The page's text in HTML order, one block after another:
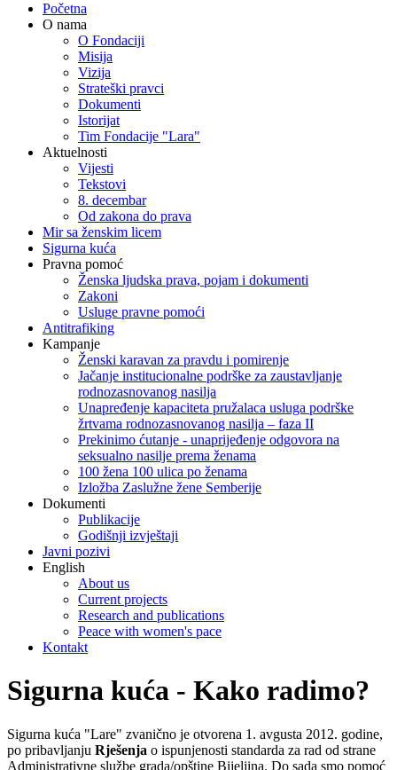
Početna
O nama
O Fondaciji
Misija
Vizija
Strateški pravci
Dokumenti
Istorijat
Tim Fondacije "Lara"
Aktuelnosti
Vijesti
Tekstovi
8. decembar
Od zakona do prava
Mir sa ženskim licem
Sigurna kuća
Pravna pomoć
Ženska ljudska prava, pojam i dokumenti
Zakoni
Usluge pravne pomoći
Antitrafiking
Kampanje
Ženski karavan za pravdu i pomirenje
Jačanje institucionalne podrške za zaustavljanje
rodnozasnovanog nasilja
Unapređenje kapaciteta pružalaca usluga podrške
žrtvama rodnozasnovanog nasilja – faza II
Prekinimo ćutanje - unaprijeđenje odgovora na
seksualno nasilje prema ženama
100 žena 100 ulica po ženama
Izložba Zaslužne žene Semberije
Dokumenti
Publikacije
Godišnji izvještaji
Javni pozivi
English
About us
Current projects
Research and publications
Peace with women's pace
Kontakt
Sigurna kuća - Kako radimo?
Sigurna kuća "Lare" zvanično je otvorena 1. avgusta 2012. godine,
po pribavljanju Rješenja o ispunjenosti standarda za rad od strane
Administrativne službe grada/opštine Bijeljina. Do sada smo pomoć